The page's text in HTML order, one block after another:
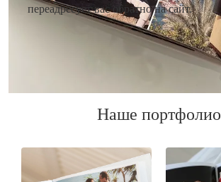
переадресует вас обратно на сайт.
Наше портфолио